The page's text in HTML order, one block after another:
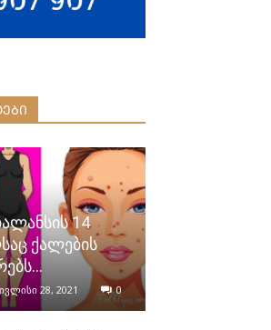
14
ქალების
ივლისი 28, 2021 0